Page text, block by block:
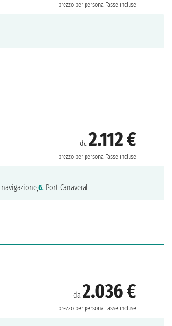
prezzo per persona Tasse incluse
da2.112 €
prezzo per persona Tasse incluse
navigazione,6. Port Canaveral
da2.036 €
prezzo per persona Tasse incluse